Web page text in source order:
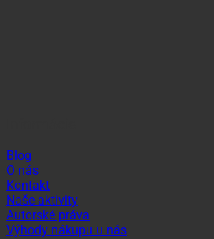
Blog
O nás
Kontakt
Naše aktivity
Autorské práva
Výhody nákupu u nás